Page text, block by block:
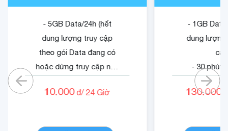
- 5GB Data/24h (hết
dung lượng truy cập
theo gói Data đang có
hoặc dừng truy cập nếu
- 05 phút ngoại mạng .
10.000đ/ 24 Giờ
- 1GB
dung
- 30 phút
- 1500 phút
130.000